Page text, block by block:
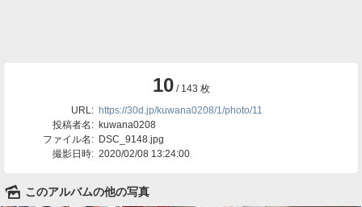
10 / 143 枚
URL: https://30d.jp/kuwana0208/1/photo/11
投稿者名: kuwana0208
ファイル名: DSC_9148.jpg
撮影日時: 2020/02/08 13:24:00
🌄 このアルバムの他の写真